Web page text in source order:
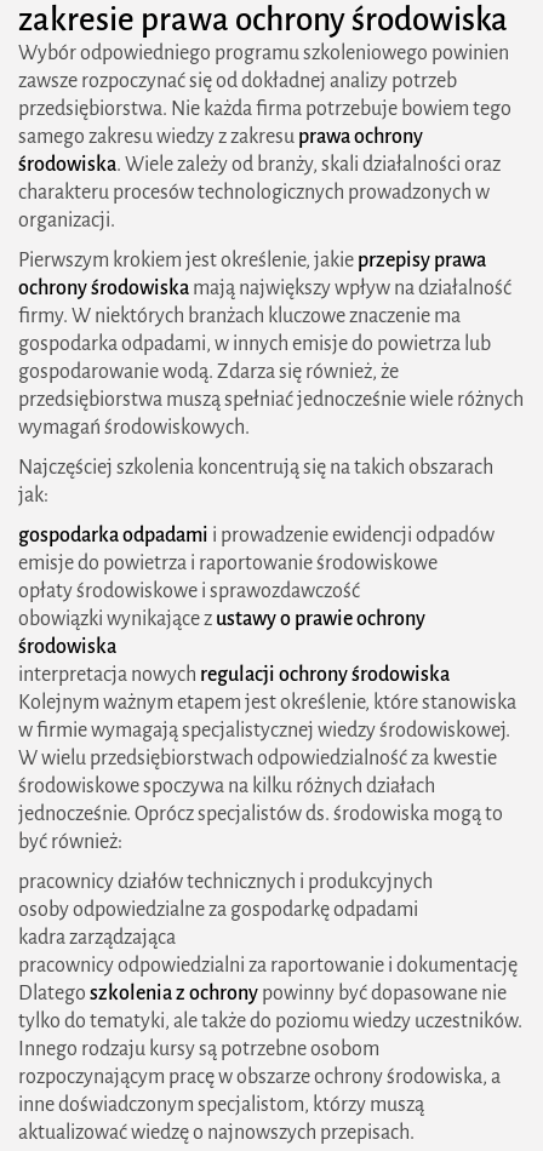
zakresie prawa ochrony środowiska
Wybór odpowiedniego programu szkoleniowego powinien
zawsze rozpoczynać się od dokładnej analizy potrzeb
przedsiębiorstwa. Nie każda firma potrzebuje bowiem tego
samego zakresu wiedzy z zakresu prawa ochrony
środowiska. Wiele zależy od branży, skali działalności oraz
charakteru procesów technologicznych prowadzonych w
organizacji.
Pierwszym krokiem jest określenie, jakie przepisy prawa
ochrony środowiska mają największy wpływ na działalność
firmy. W niektórych branżach kluczowe znaczenie ma
gospodarka odpadami, w innych emisje do powietrza lub
gospodarowanie wodą. Zdarza się również, że
przedsiębiorstwa muszą spełniać jednocześnie wiele różnych
wymagań środowiskowych.
Najczęściej szkolenia koncentrują się na takich obszarach
jak:
gospodarka odpadami i prowadzenie ewidencji odpadów
emisje do powietrza i raportowanie środowiskowe
opłaty środowiskowe i sprawozdawczość
obowiązki wynikające z ustawy o prawie ochrony
środowiska
interpretacja nowych regulacji ochrony środowiska
Kolejnym ważnym etapem jest określenie, które stanowiska
w firmie wymagają specjalistycznej wiedzy środowiskowej.
W wielu przedsiębiorstwach odpowiedzialność za kwestie
środowiskowe spoczywa na kilku różnych działach
jednocześnie. Oprócz specjalistów ds. środowiska mogą to
być również:
pracownicy działów technicznych i produkcyjnych
osoby odpowiedzialne za gospodarkę odpadami
kadra zarządzająca
pracownicy odpowiedzialni za raportowanie i dokumentację
Dlatego szkolenia z ochrony powinny być dopasowane nie
tylko do tematyki, ale także do poziomu wiedzy uczestników.
Innego rodzaju kursy są potrzebne osobom
rozpoczynającym pracę w obszarze ochrony środowiska, a
inne doświadczonym specjalistom, którzy muszą
aktualizować wiedzę o najnowszych przepisach.